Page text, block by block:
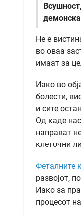
демонска
Не е
во оваа
имаат за
Иако во
болести,
и сите
Од каде
направат
клеточни
Феталните
развојот,
Иако за
процесот